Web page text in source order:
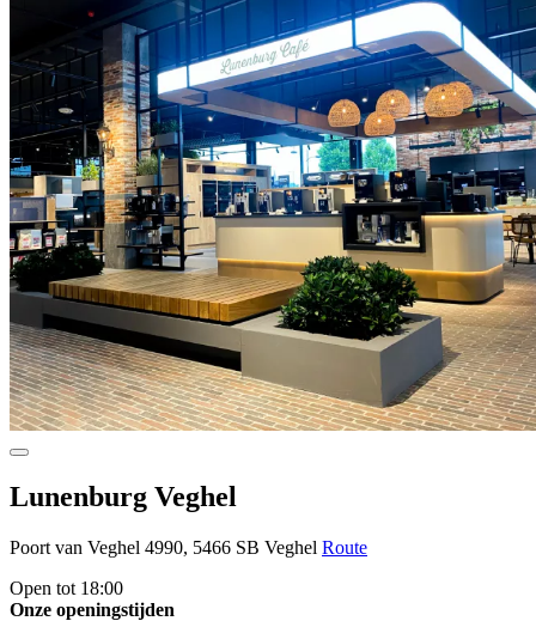
Lunenburg Veghel
Poort van Veghel 4990, 5466 SB Veghel Route
Open tot 18:00
Onze openingstijden